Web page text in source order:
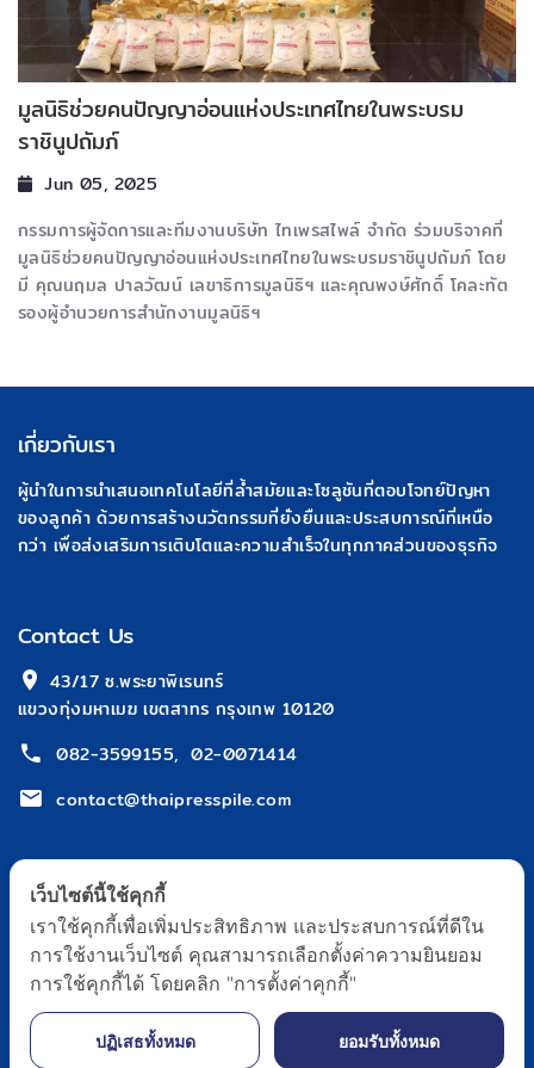
มูลนิธิช่วยคนปัญญาอ่อนแห่งประเทศไทยในพระบรม
ราชินูปถัมภ์
Jun 05, 2025
กรรมการผู้จัดการและทีมงานบริษัท ไทเพรสไพล์ จำกัด ร่วมบริจาคที่
มูลนิธิช่วยคนปัญญาอ่อนแห่งประเทศไทยในพระบรมราชินูปถัมภ์ โดย
มี คุณนฤมล ปาลวัฒน์ เลขาธิการมูลนิธิฯ และคุณพงษ์ศักดิ์ โคละทัต
รองผู้อำนวยการสำนักงานมูลนิธิฯ
เกี่ยวกับเรา
ผู้นำในการนำเสนอเทคโนโลยีที่ล้ำสมัยและโซลูชันที่ตอบโจทย์ปัญหา
ของลูกค้า ด้วยการสร้างนวัตกรรมที่ยั่งยืนและประสบการณ์ที่เหนือ
กว่า เพื่อส่งเสริมการเติบโตและความสำเร็จในทุกภาคส่วนของธุรกิจ
Contact Us
43/17 ซ.พระยาพิเรนทร์
แขวงทุ่งมหาเมฆ เขตสาทร กรุงเทพ 10120
082-3599155, 02-0071414
contact@thaipresspile.com
หน้าหลัก เกี่ยวกับเรา บทความ & กิจกรรม
ร่วมงาน
นโยบายข้อมูลส่วนบุคคล
เว็บไซต์นี้ใช้คุกกี้
เราใช้คุกกี้เพื่อเพิ่มประสิทธิภาพ และประสบการณ์ที่ดีใน
การใช้งานเว็บไซต์ คุณสามารถเลือกตั้งค่าความยินยอม
การใช้คุกกี้ได้ โดยคลิก "การตั้งค่าคุกกี้"
ปฏิเสธทั้งหมด ยอมรับทั้งหมด